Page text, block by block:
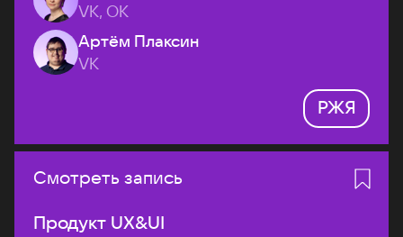
VK, ОК
Артём Плаксин
VK
РЖЯ
Смотреть запись
Продукт UX&UI